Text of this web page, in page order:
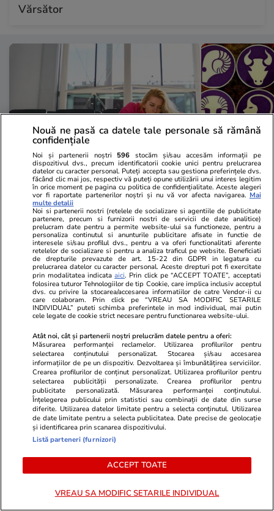
Vărsător
Vacanțe și Cultură 25 iul.
Compania aeriană Qantas, zbor
record de 19 ore din Franța în
Australia. Ce pățește corpul tău
când stai aproape o zi întreagă în
aer
Horoscop
Horoscop
încep o
relația cu
fondul unui
muncă
Horoscop 25 iul.
Horoscop 26 iulie 2026. Racii
încep o perioadă mai dificilă în
relația cu superiorii, poate și pe
fondul unui volum mai mare de
muncă
Vacanțe și Cultură
bagajul de mână. Ghid pentru
Nouă ne pasă ca datele tale personale să rămână
confidențiale
Noi și partenerii noștri 596 stocăm și/sau accesăm informații pe
dispozitivul dvs., precum identificatorii cookie unici pentru prelucrarea
datelor cu caracter personal. Puteți accepta sau gestiona preferințele dvs.
făcând clic mai jos, respectiv vă puteți opune utilizării unui interes legitim
în orice moment pe pagina cu politica de confidențialitate. Aceste alegeri
vor fi raportate partenerilor noștri și nu vă vor afecta navigarea. Mai
multe detalii
Noi si partenerii nostri (retelele de socializare si agentiile de publicitate
partenere, precum si furnizorii nostri de servicii de date analitice)
prelucram date pentru a permite website-ului sa functioneze, pentru a
personaliza continutul si anunturile publicitare afisate in functie de
interesele si/sau profilul dvs., pentru a va oferi functionalitati aferente
retelelor de socializare si pentru a analiza traficul pe website. Beneficiati
de drepturile prevazute de art. 15-22 din GDPR in legatura cu
prelucrarea datelor cu caracter personal. Aceste drepturi pot fi exercitate
prin modalitatea indicataaici. Prin click pe “ACCEPT TOATE”, acceptati
folosirea tuturor Tehnologiilor de tip Cookie, care implica inclusiv acceptul
dvs. cu privire la stocarea/accesarea informatiilor de catre Vendor-ii cu
care colaboram. Prin click pe “VREAU SA MODIFIC SETARILE
INDIVIDUAL” puteti schimba preferintele in mod individual, mai putin
cele legate de cookie strict necesare pentru functionarea website-ului.
Atât noi, cât și partenerii noștri prelucrăm datele pentru a oferi:
Măsurarea performanței reclamelor. Utilizarea profilurilor pentru
selectarea conținutului personalizat. Stocarea și/sau accesarea
informațiilor de pe un dispozitiv. Dezvoltarea și îmbunătățirea serviciilor.
Crearea profilurilor de conținut personalizat. Utilizarea profilurilor pentru
selectarea publicității personalizate. Crearea profilurilor pentru
publicitate personalizată. Măsurarea performanței conținutului.
Înțelegerea publicului prin statistici sau combinații de date din surse
diferite. Utilizarea datelor limitate pentru a selecta conținutul. Utilizarea
de date limitate pentru a selecta publicitatea. Date precise de geolocație
și identificarea prin scanarea dispozitivului.
Listă parteneri (furnizori)
ACCEPT TOATE
VREAU SA MODIFIC SETARILE INDIVIDUAL